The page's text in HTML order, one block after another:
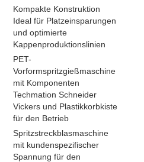
Kompakte Konstruktion
Ideal für Platzeinsparungen
und optimierte
Kappenproduktionslinien
PET-
Vorformspritzgießmaschine
mit Komponenten
Techmation Schneider
Vickers und Plastikkorbkiste
für den Betrieb
Spritzstreckblasmaschine
mit kundenspezifischer
Spannung für den